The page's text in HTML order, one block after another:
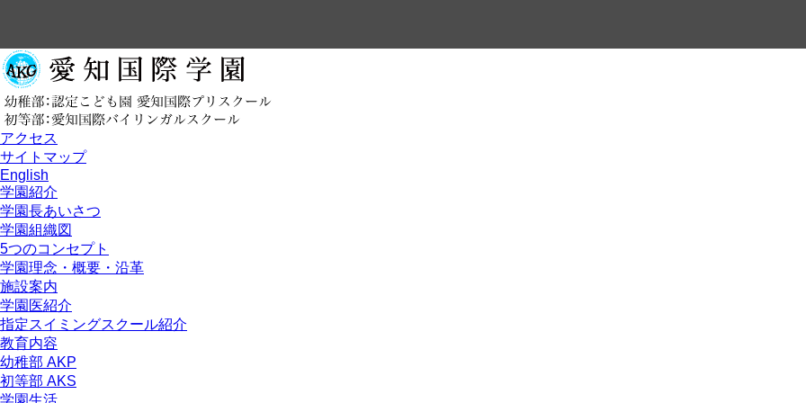
アクセス
サイトマップ
English
学園紹介
学園長あいさつ
学園組織図
5つのコンセプト
学園理念・概要・沿革
施設案内
学園医紹介
指定スイミングスクール紹介
教育内容
幼稚部 AKP
初等部 AKS
学園生活